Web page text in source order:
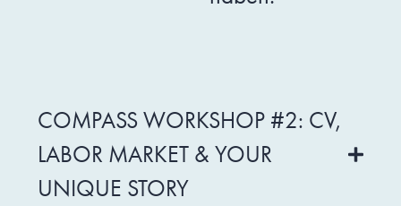
COMPASS WORKSHOP #2: CV,
LABOR MARKET & YOUR
UNIQUE STORY